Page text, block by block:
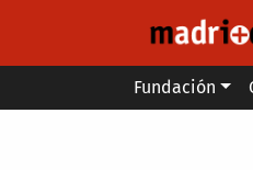
Main menu
Fundación